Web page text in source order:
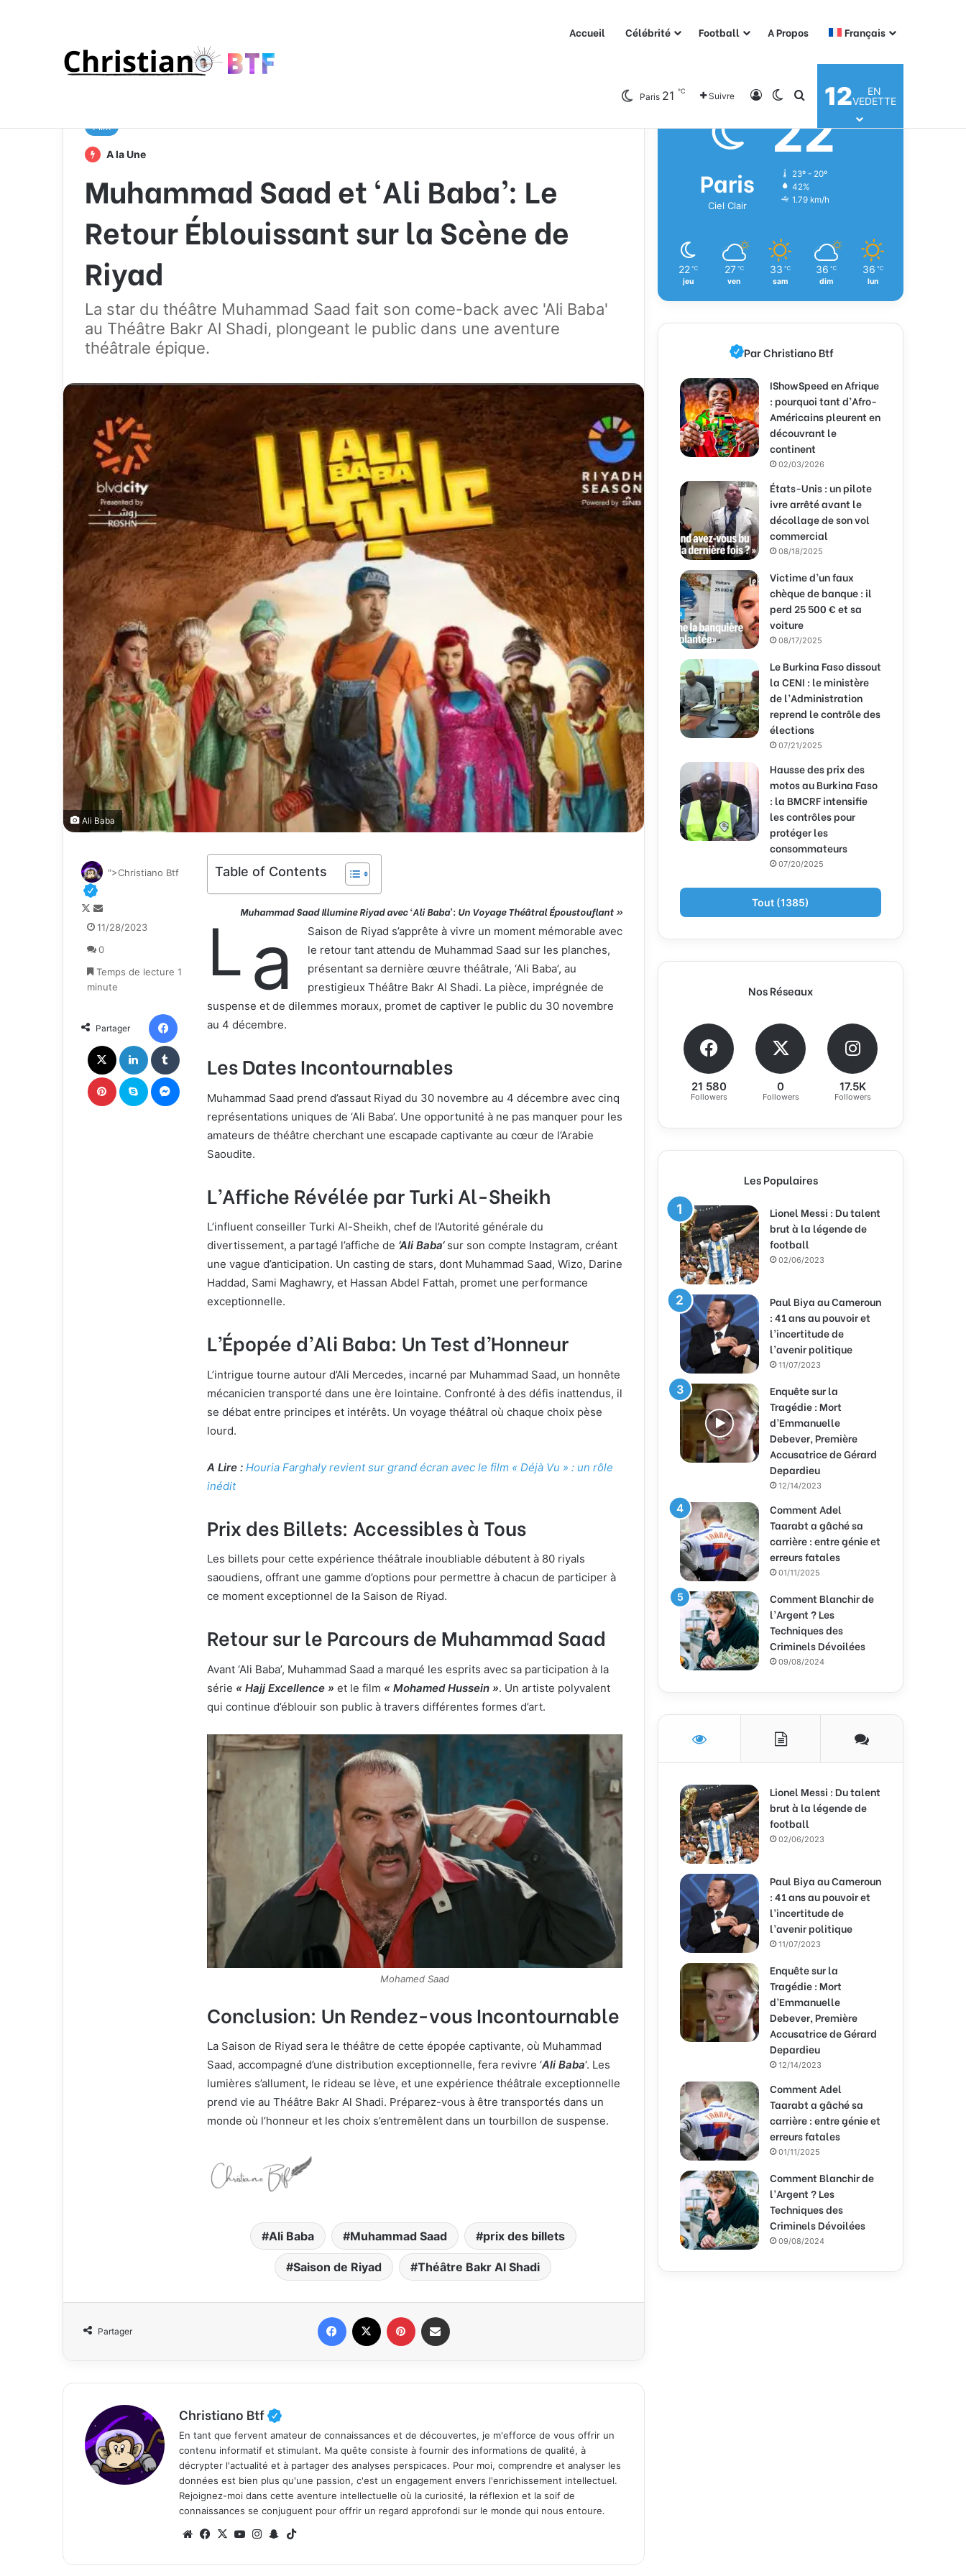
Accueil Célébrité Football A Propos Français
Paris 21 ℃ Suivre ConnexionSwitch skin
Rechercher
12
EN
VEDETTE
Film
A la Une
Muhammad Saad et ‘Ali Baba’: Le
Retour Éblouissant sur la Scène de
Riyad
La star du théâtre Muhammad Saad fait son come-back avec 'Ali Baba'
au Théâtre Bakr Al Shadi, plongeant le public dans une aventure
théâtrale épique.
Ali Baba
Table of Contents
Muhammad Saad Illumine Riyad avec ‘Ali Baba’: Un Voyage Théâtral Époustouflant »
La
Saison de Riyad s’apprête à vivre un moment mémorable avec
le retour tant attendu de Muhammad Saad sur les planches,
présentant sa dernière œuvre théâtrale, ‘Ali Baba’, au
prestigieux Théâtre Bakr Al Shadi. La pièce, imprégnée de
suspense et de dilemmes moraux, promet de captiver le public du 30 novembre
au 4 décembre.
Les Dates Incontournables
Muhammad Saad prend d’assaut Riyad du 30 novembre au 4 décembre avec cinq
représentations uniques de ‘Ali Baba’. Une opportunité à ne pas manquer pour les
amateurs de théâtre cherchant une escapade captivante au cœur de l’Arabie
Saoudite.
L’Affiche Révélée par Turki Al-Sheikh
L’influent conseiller Turki Al-Sheikh, chef de l’Autorité générale du
divertissement, a partagé l’affiche de ‘Ali Baba‘ sur son compte Instagram, créant
une vague d’anticipation. Un casting de stars, dont Muhammad Saad, Wizo, Darine
Haddad, Sami Maghawry, et Hassan Abdel Fattah, promet une performance
exceptionnelle.
L’Épopée d’Ali Baba: Un Test d’Honneur
L’intrigue tourne autour d’Ali Mercedes, incarné par Muhammad Saad, un honnête
mécanicien transporté dans une ère lointaine. Confronté à des défis inattendus, il
se débat entre principes et intérêts. Un voyage théâtral où chaque choix pèse
lourd.
A Lire : Houria Farghaly revient sur grand écran avec le film « Déjà Vu » : un rôle
inédit
Prix des Billets: Accessibles à Tous
Les billets pour cette expérience théâtrale inoubliable débutent à 80 riyals
saoudiens, offrant une gamme d’options pour permettre à chacun de participer à
ce moment exceptionnel de la Saison de Riyad.
Retour sur le Parcours de Muhammad Saad
Avant ‘Ali Baba’, Muhammad Saad a marqué les esprits avec sa participation à la
série « Hajj Excellence » et le film « Mohamed Hussein ». Un artiste polyvalent
qui continue d’éblouir son public à travers différentes formes d’art.
Mohamed Saad
Conclusion: Un Rendez-vous Incontournable
La Saison de Riyad sera le théâtre de cette épopée captivante, où Muhammad
Saad, accompagné d’une distribution exceptionnelle, fera revivre ‘Ali Baba‘. Les
lumières s’allument, le rideau se lève, et une expérience théâtrale exceptionnelle
prend vie au Théâtre Bakr Al Shadi. Préparez-vous à être transportés dans un
monde où l’honneur et les choix s’entremêlent dans un tourbillon de suspense.
Ali Baba Muhammad Saad prix des billets
Saison de Riyad Théâtre Bakr Al Shadi
">Christiano Btf
F
o
l
o
w
X
n
o
y
e
n
c
o
u
r
r
11/28/2023
0
Temps de lecture 1
minute
Partager
Partager
Christiano Btf
En tant que fervent amateur de connaissances et de découvertes, je m'efforce de vous offrir un
contenu informatif et stimulant. Ma quête consiste à fournir des informations de qualité, à
décrypter l'actualité et à partager des analyses perspicaces. Pour moi, comprendre et analyser les
données est bien plus qu'une passion, c'est un engagement envers l'enrichissement intellectuel.
Rejoignez-moi dans cette aventure intellectuelle où la curiosité, la réflexion et la soif de
connaissances se conjuguent pour offrir un regard approfondi sur le monde qui nous entoure.
We
te
Fa
bo
X
Yo
ub
Ins
ra
Sn
ch
k
Météo
Paris
Ciel Clair
22 ℃
23º - 20º
42%
1.79 km/h
22 ℃
jeu
27 ℃
ven
33 ℃
sam
36 ℃
dim
36 ℃
lun
Par Christiano Btf
IShowSpeed en Afrique
: pourquoi tant d’Afro-
Américains pleurent en
découvrant le
continent
02/03/2026
États-Unis : un pilote
ivre arrêté avant le
décollage de son vol
commercial
08/18/2025
Victime d’un faux
chèque de banque : il
perd 25 500 € et sa
voiture
08/17/2025
Le Burkina Faso dissout
la CENI : le ministère
de l’Administration
reprend le contrôle des
élections
07/21/2025
Hausse des prix des
motos au Burkina Faso
: la BMCRF intensifie
les contrôles pour
protéger les
consommateurs
07/20/2025
Tout (1385)
Nos Réseaux
21 580
Followers
0
Followers
17.5K
Followers
Les Populaires
Lionel Messi : Du talent
brut à la légende de
football
02/06/2023
Paul Biya au Cameroun
: 41 ans au pouvoir et
l’incertitude de
l’avenir politique
11/07/2023
Enquête sur la
Tragédie : Mort
d’Emmanuelle
Debever, Première
Accusatrice de Gérard
Depardieu
12/14/2023
Comment Adel
Taarabt a gâché sa
carrière : entre génie et
erreurs fatales
01/11/2025
Comment Blanchir de
l’Argent ? Les
Techniques des
Criminels Dévoilées
09/08/2024
Lionel Messi : Du talent
brut à la légende de
football
02/06/2023
Paul Biya au Cameroun
: 41 ans au pouvoir et
l’incertitude de
l’avenir politique
11/07/2023
Enquête sur la
Tragédie : Mort
d’Emmanuelle
Debever, Première
Accusatrice de Gérard
Depardieu
12/14/2023
Comment Adel
Taarabt a gâché sa
carrière : entre génie et
erreurs fatales
01/11/2025
Comment Blanchir de
l’Argent ? Les
Techniques des
Criminels Dévoilées
09/08/2024